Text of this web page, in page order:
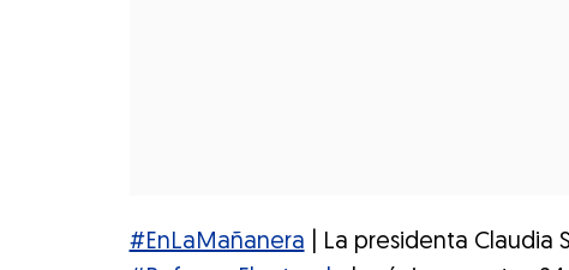
#EnLaMañanera | La presidenta Claudia